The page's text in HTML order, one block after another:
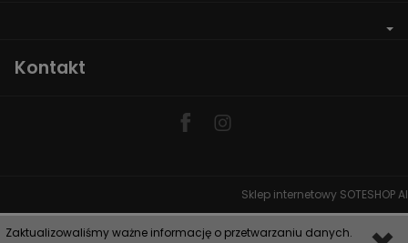
Kontakt
Sklep internetowy SOTESHOP AI
Zaktualizowaliśmy ważne informację o przetwarzaniu danych.